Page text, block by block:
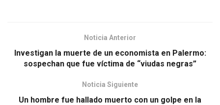
Noticia Anterior
Investigan la muerte de un economista en Palermo:
sospechan que fue víctima de “viudas negras”
Noticia Siguiente
Un hombre fue hallado muerto con un golpe en la